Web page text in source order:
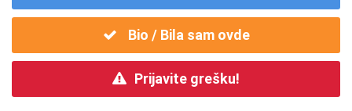
Bio / Bila sam ovde
Prijavite grešku!